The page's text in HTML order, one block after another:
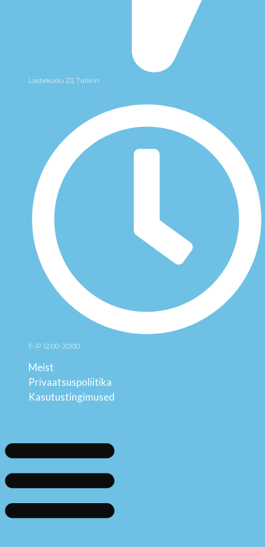
Lastekodu 23, Tallinn
E-P 12:00-20:00
Meist
Privaatsuspoliitika
Kasutustingimused